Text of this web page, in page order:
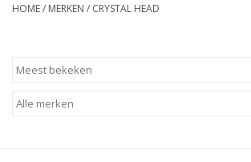
Gedestilleerd
HOME/ MERKEN / CRYSTAL HEAD